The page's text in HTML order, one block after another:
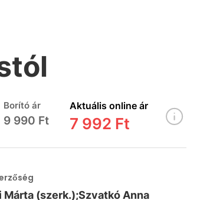
Borító ár
9 990 Ft
Aktuális online ár
7 992 Ft
Márta (szerk.);Szvatkó Anna